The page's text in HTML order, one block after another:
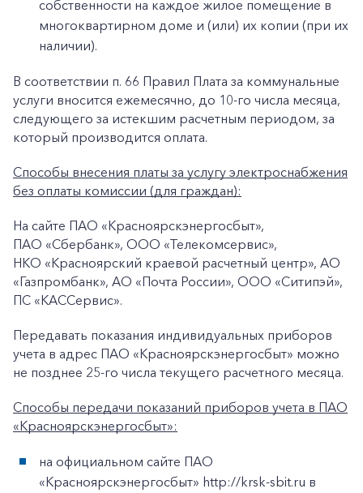
+7-800-700-24-57
Частным клиентам
Корпоративным клиентам
собственности на каждое жилое помещение в
многоквартирном доме и (или) их копии (при их
наличии).
В соответствии п. 66 Правил Плата за коммунальные
услуги вносится ежемесячно, до 10-го числа месяца,
следующего за истекшим расчетным периодом, за
который производится оплата.
Способы внесения платы за услугу электроснабжения
без оплаты комиссии (для граждан):
На сайте ПАО «Красноярскэнергосбыт»,
ПАО «Сбербанк», ООО «Телекомсервис»,
НКО «Красноярский краевой расчетный центр», АО
«Газпромбанк», АО «Почта России», ООО «Ситипэй»,
ПС «КАССервис».
Передавать показания индивидуальных приборов
учета в адрес ПАО «Красноярскэнергосбыт» можно
не позднее 25-го числа текущего расчетного месяца.
Способы передачи показаний приборов учета в ПАО
«Красноярскэнергосбыт»:
на официальном сайте ПАО
«Красноярскэнергосбыт» http://krsk-sbit.ru в